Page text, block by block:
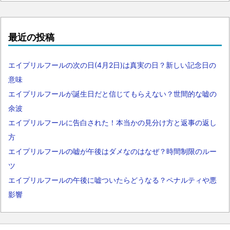
最近の投稿
エイプリルフールの次の日(4月2日)は真実の日？新しい記念日の
意味
エイプリルフールが誕生日だと信じてもらえない？世間的な嘘の
余波
エイプリルフールに告白された！本当かの見分け方と返事の返し
方
エイプリルフールの嘘が午後はダメなのはなぜ？時間制限のルー
ツ
エイプリルフールの午後に嘘ついたらどうなる？ペナルティや悪
影響